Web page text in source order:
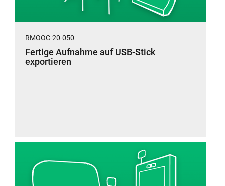
RMOOC-20-050
Fertige Aufnahme auf USB-Stick
exportieren